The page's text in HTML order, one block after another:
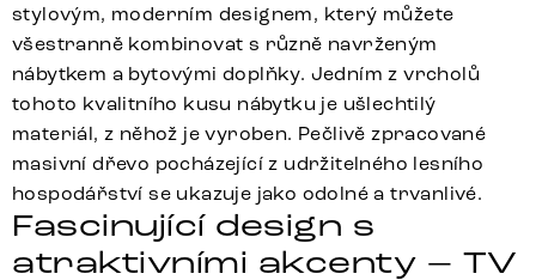
stylovým, moderním designem, který můžete
všestranně kombinovat s různě navrženým
nábytkem a bytovými doplňky. Jedním z vrcholů
tohoto kvalitního kusu nábytku je ušlechtilý
materiál, z něhož je vyroben. Pečlivě zpracované
masivní dřevo pocházející z udržitelného lesního
hospodářství se ukazuje jako odolné a trvanlivé.
Fascinující design s
atraktivními akcenty – TV